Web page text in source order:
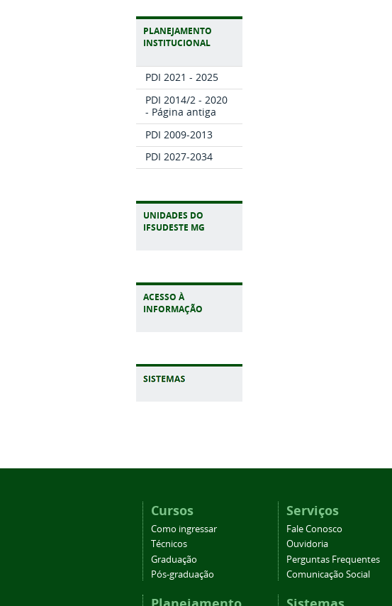
PLANEJAMENTO
INSTITUCIONAL
PDI 2021 - 2025
PDI 2014/2 - 2020
- Página antiga
PDI 2009-2013
PDI 2027-2034
UNIDADES DO
IFSUDESTE MG
ACESSO À
INFORMAÇÃO
Cursos
Como ingressar
Técnicos
Graduação
Pós-graduação
Serviços
Fale Conosco
Ouvidoria
Perguntas Frequentes
Comunicação Social